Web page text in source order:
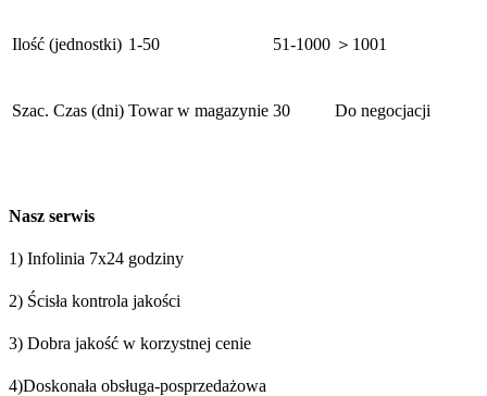
Ilość (jednostki) 1-50 51-1000 ＞1001
Szac. Czas (dni) Towar w magazynie 30 Do negocjacji
Nasz serwis
1) Infolinia 7x24 godziny
2) Ścisła kontrola jakości
3) Dobra jakość w korzystnej cenie
4)Doskonała obsługa-posprzedażowa